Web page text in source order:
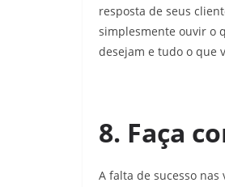
resposta de seus
simplesmente ouvir o
desejam e tudo o que
8. Faça
A falta de sucesso